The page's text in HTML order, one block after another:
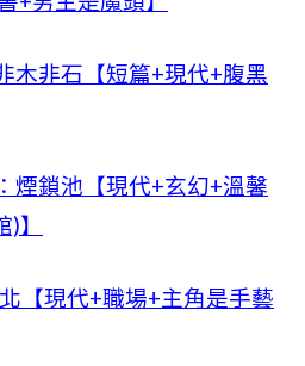
木非石【短篇+現代+腹黑
煙鎖池【現代+玄幻+溫馨
】
【現代+職場+主角是手藝